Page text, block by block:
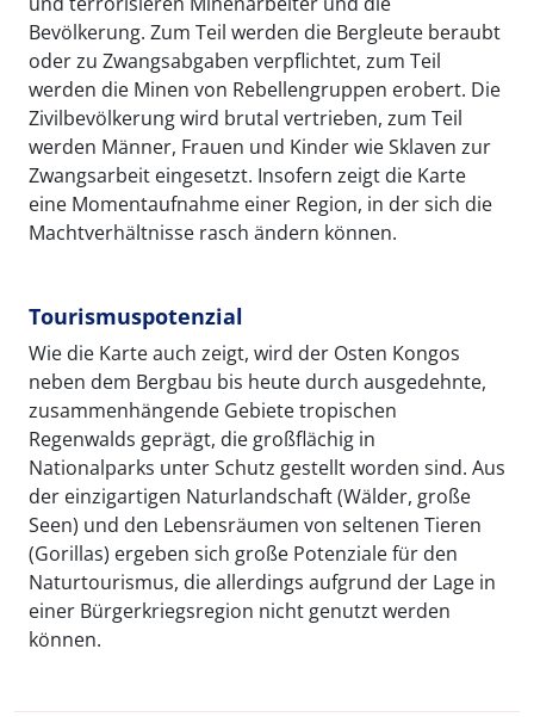
Bevölkerung. Zum Teil werden die Bergleute beraubt
oder zu Zwangsabgaben verpflichtet, zum Teil
werden die Minen von Rebellengruppen erobert. Die
Zivilbevölkerung wird brutal vertrieben, zum Teil
werden Männer, Frauen und Kinder wie Sklaven zur
Zwangsarbeit eingesetzt. Insofern zeigt die Karte
eine Momentaufnahme einer Region, in der sich die
Machtverhältnisse rasch ändern können.
Tourismuspotenzial
Wie die Karte auch zeigt, wird der Osten Kongos
neben dem Bergbau bis heute durch ausgedehnte,
zusammenhängende Gebiete tropischen
Regenwalds geprägt, die großflächig in
Nationalparks unter Schutz gestellt worden sind. Aus
der einzigartigen Naturlandschaft (Wälder, große
Seen) und den Lebensräumen von seltenen Tieren
(Gorillas) ergeben sich große Potenziale für den
Naturtourismus, die allerdings aufgrund der Lage in
einer Bürgerkriegsregion nicht genutzt werden
können.